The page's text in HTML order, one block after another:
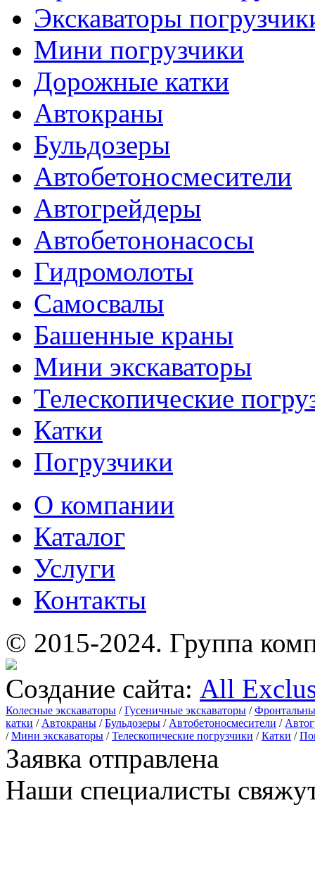
Экскаваторы
Мини погрузчики
Дорожные катки
Автокраны
Бульдозеры
Автобетоносмесители
Автогрейдеры
Автобетононасосы
Гидромолоты
Самосвалы
Башенные краны
Мини экскаваторы
Телескопические
Катки
Погрузчики
О компании
Каталог
Услуги
Контакты
© 2015-2024. Группа
Создание сайта: All
Колесные экскаваторы /Гусеничные экскаваторы /
катки / Автокраны /Бульдозеры / Автобетоносмесители /
/Мини экскаваторы /Телескопические погрузчики /Катки /
Заявка отправлена
Наши специалисты